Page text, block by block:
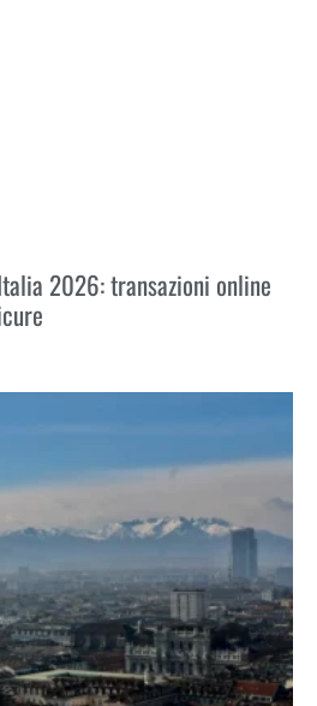
2026: transazioni online